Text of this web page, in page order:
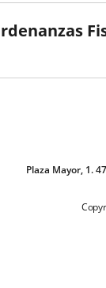
Plaza Mayor, 1.